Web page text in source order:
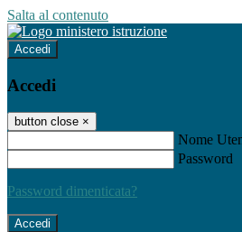
Salta al contenuto
Accedi
Accedi
button close ×
Nome
Password
Password dimenticata?